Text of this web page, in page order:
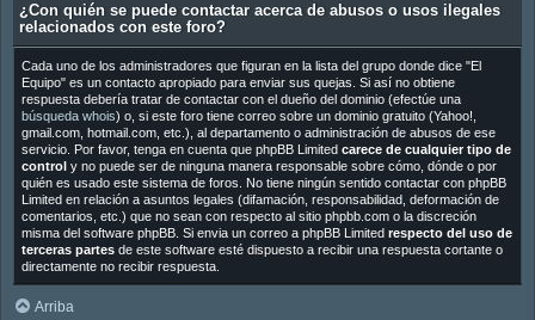
¿Con quién se puede contactar acerca de abusos o usos ilegales
relacionados con este foro?
Cada uno de los administradores que figuran en la lista del grupo donde dice "El
Equipo" es un contacto apropiado para enviar sus quejas. Si así no obtiene
respuesta debería tratar de contactar con el dueño del dominio (efectúe una
búsqueda whois) o, si este foro tiene correo sobre un dominio gratuito (Yahoo!,
gmail.com, hotmail.com, etc.), al departamento o administración de abusos de ese
servicio. Por favor, tenga en cuenta que phpBB Limited carece de cualquier tipo de
controly no puede ser de ninguna manera responsable sobre cómo, dónde o por
quién es usado este sistema de foros. No tiene ningún sentido contactar con phpBB
Limited en relación a asuntos legales (difamación, responsabilidad, deformación de
comentarios, etc.) que no sean con respecto al sitio phpbb.com o la discreción
misma del software phpBB. Si envia un correo a phpBB Limited respecto del uso de
terceras partesde este software esté dispuesto a recibir una respuesta cortante o
directamente no recibir respuesta.
Arriba